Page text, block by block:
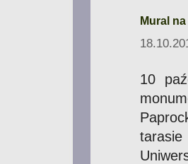
Mural
10